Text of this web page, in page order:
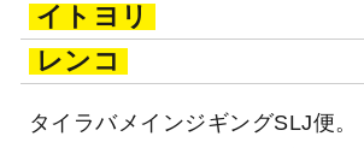
イトヨリ
レンコ
タイラバメインジギングSLJ便。